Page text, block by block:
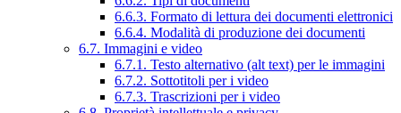
6.6.3. Formato di lettura dei documenti elettronici
6.6.4. Modalità di produzione dei documenti
6.7. Immagini e video
6.7.1. Testo alternativo (alt text) per le immagini
6.7.2. Sottotitoli per i video
6.7.3. Trascrizioni per i video